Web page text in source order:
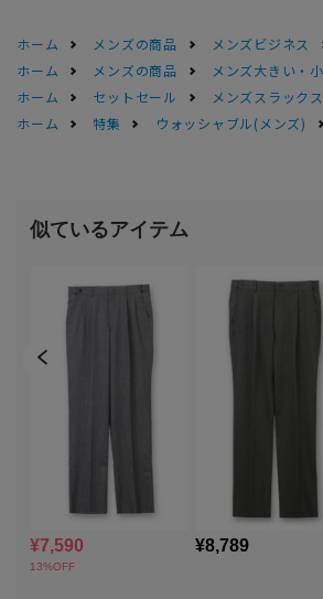
ホーム メンズの商品 メンズビジネス
ホーム
メンズの商品 メンズ大きい・
ホーム
セットセール メンズスラック
ホーム
特集 ウォッシャブル(メンズ)